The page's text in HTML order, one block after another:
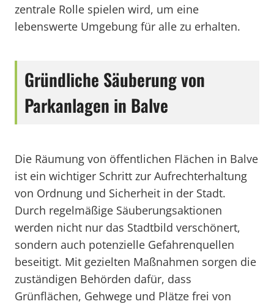
zentrale Rolle spielen wird, um eine
lebenswerte Umgebung für alle zu erhalten.
Gründliche Säuberung von
Parkanlagen in Balve
Die Räumung von öffentlichen Flächen in Balve
ist ein wichtiger Schritt zur Aufrechterhaltung
von Ordnung und Sicherheit in der Stadt.
Durch regelmäßige Säuberungsaktionen
werden nicht nur das Stadtbild verschönert,
sondern auch potenzielle Gefahrenquellen
beseitigt. Mit gezielten Maßnahmen sorgen die
zuständigen Behörden dafür, dass
Grünflächen, Gehwege und Plätze frei von